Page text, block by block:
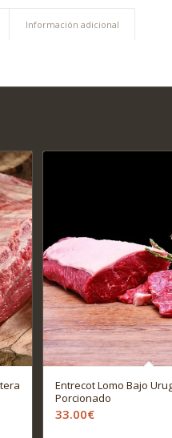
Información adicional
Entrecot Lomo Bajo
Porcionado
33.00€